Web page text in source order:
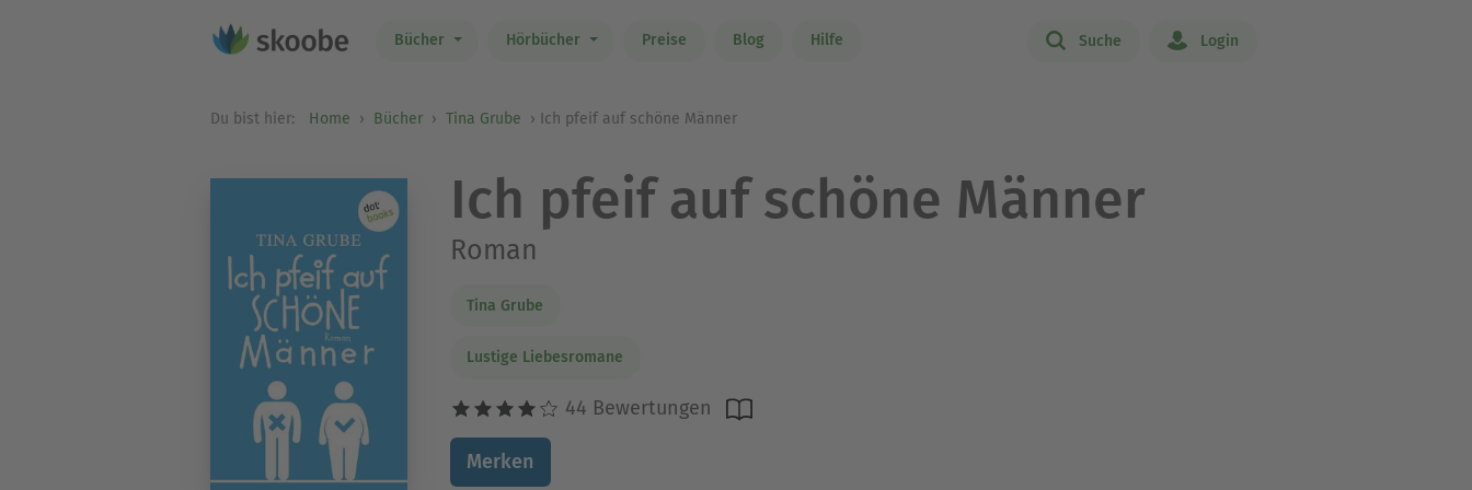
Bücher Hörbücher Preise Blog Hilfe Suche Login
Du bist hier: Home Bücher Tina Grube Ich pfeif auf schöne Männer
Ich pfeif auf schöne Männer
Roman
Tina Grube
Lustige Liebesromane
44 Bewertungen
Merken